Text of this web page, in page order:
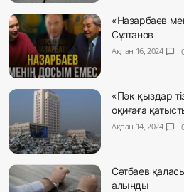
«Назарбаев
Сұлтанов
Ақпан 16, 2024 chat_bubble
«Пәк қыздар
оқиғаға
Ақпан 14, 2024 chat_bubble
Сәтбаев
алынды